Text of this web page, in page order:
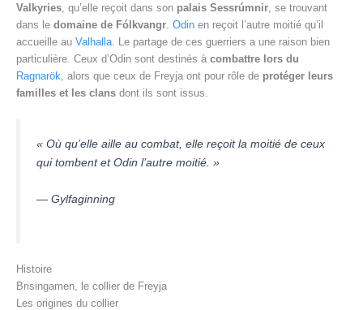
Valkyries , qu’elle reçoit dans son palais Sessrúmnir , se trouvant
dans le domaine de Fólkvangr Odin en reçoit l’autre moitié qu’il
accueille au Valhalla . Le partage de ces guerriers a une raison bien
particulière. Ceux d’Odin sont destinés à combattre lors du
Ragnarök , alors que ceux de Freyja ont pour rôle de protéger leurs
familles et les clans dont ils sont issus.
« Où qu’elle aille au combat, elle reçoit la moitié de ceux
qui tombent et Odin l’autre moitié. »
— Gylfaginning
Histoire
Brisingamen, le collier de Freyja
Les origines du collier